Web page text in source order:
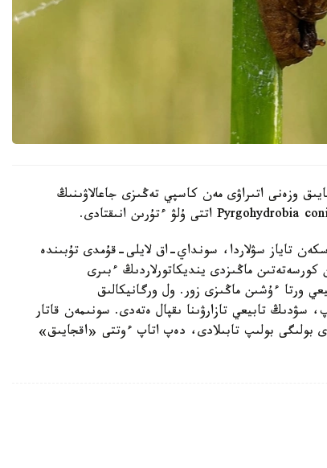
وزەنى اتىراۋى مەن كاسپي تەڭىزى جاعالاۋىنىڭ
تاياز سۋلاردا، سونداي-اق لايلى-قۇمدى تۇبىندە
ماڭىزدى ينديكاتورلاردىڭ ءبىرى
ورتا ءۇشىن ماڭىزى زور. ول ورگانيكالىق
سۋدىڭ تابيعي تازارۋىنا ىقپال ەتەدى. سونىمەن قاتار
بولىگى بولىپ تابىلادى، دەپ اتاپ ءوتتى «اقجايىق»